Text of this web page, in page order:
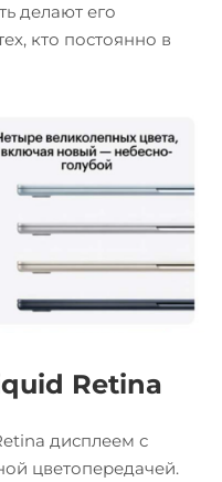
делают его
кто постоянно в
Retina
дисплеем с
цветопередачей.